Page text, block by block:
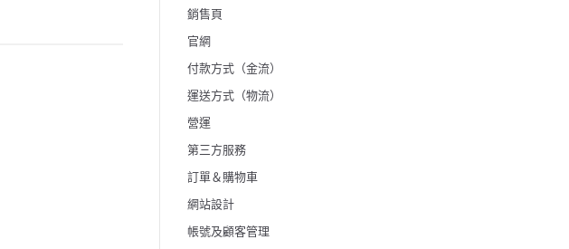
銷售頁
官網
付款方式（金流）
運送方式（物流）
營運
第三方服務
訂單＆購物車
網站設計
帳號及顧客管理